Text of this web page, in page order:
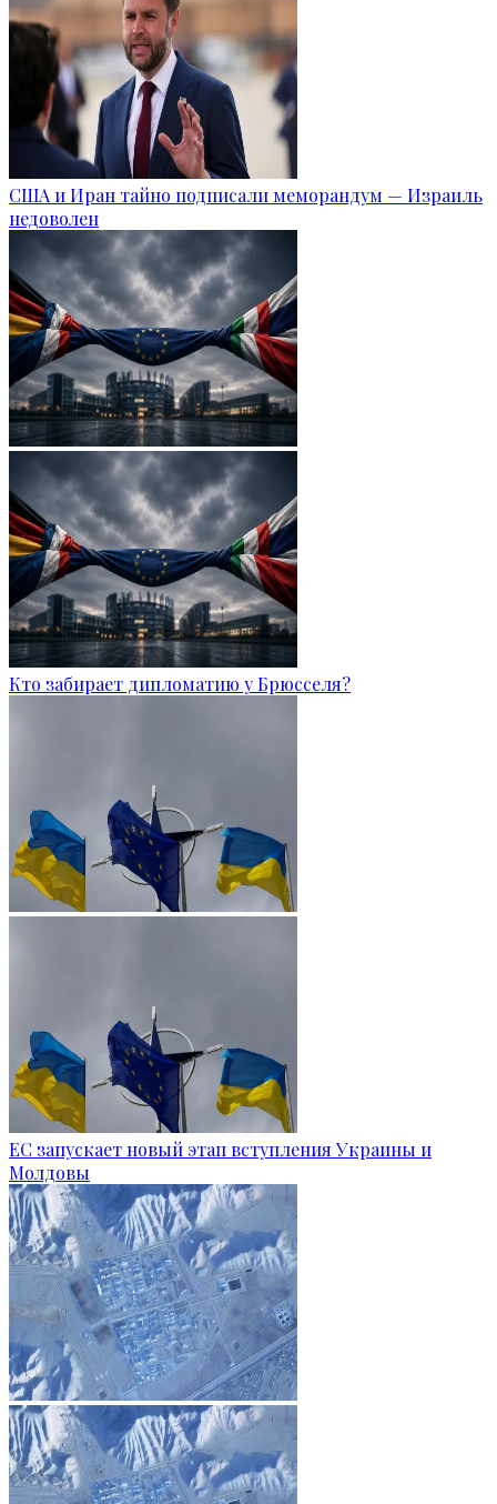
США и Иран тайно подписали меморандум — Израиль
недоволен
Кто забирает дипломатию у Брюсселя?
ЕС запускает новый этап вступления Украины и
Молдовы